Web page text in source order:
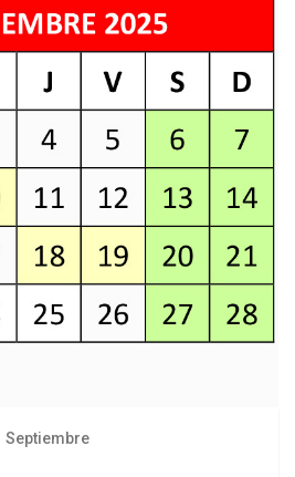
Septiembre